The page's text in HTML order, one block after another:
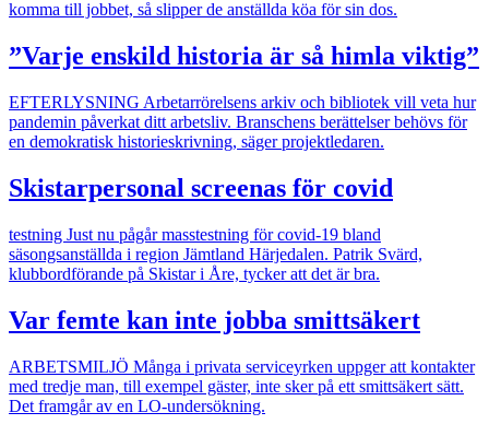
komma till jobbet, så slipper de anställda köa för sin dos.
”Varje enskild historia är så himla viktig”
EFTERLYSNING Arbetarrörelsens arkiv och bibliotek vill veta hur
pandemin påverkat ditt arbetsliv. Branschens berättelser behövs för
en demokratisk historieskrivning, säger projektledaren.
Skistarpersonal screenas för covid
testning Just nu pågår masstestning för covid-19 bland
säsongsanställda i region Jämtland Härjedalen. Patrik Svärd,
klubbordförande på Skistar i Åre, tycker att det är bra.
Var femte kan inte jobba smittsäkert
ARBETSMILJÖ Många i privata serviceyrken uppger att kontakter
med tredje man, till exempel gäster, inte sker på ett smittsäkert sätt.
Det framgår av en LO-undersökning.